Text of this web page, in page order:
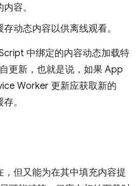
容。
动态内容以供离线观看。
中绑定的内容动态加载特
更新，也就是说，如果 App
Worker 更新应获取新的
。
但又能为在其中填充内容提